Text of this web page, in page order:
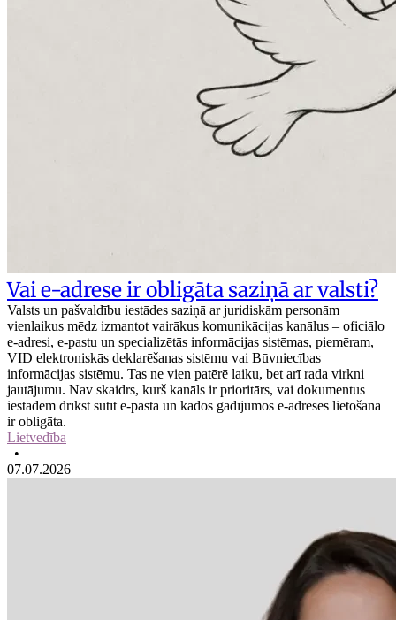
Vai e-adrese ir obligāta saziņā ar valsti?
Valsts un pašvaldību iestādes saziņā ar juridiskām personām
vienlaikus mēdz izmantot vairākus komunikācijas kanālus – oficiālo
e-adresi, e-pastu un specializētās informācijas sistēmas, piemēram,
VID elektroniskās deklarēšanas sistēmu vai Būvniecības
informācijas sistēmu. Tas ne vien patērē laiku, bet arī rada virkni
jautājumu. Nav skaidrs, kurš kanāls ir prioritārs, vai dokumentus
iestādēm drīkst sūtīt e-pastā un kādos gadījumos e-adreses lietošana
ir obligāta.
Lietvedība
•
07.07.2026